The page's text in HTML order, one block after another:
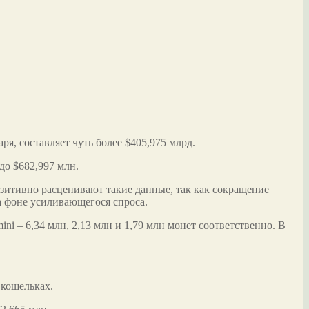
составляет чуть более $405,975 млрд.
$682,997 млн.
расценивают такие данные, так как сокращение
фоне усиливающегося спроса.
– 6,34 млн, 2,13 млн и 1,79 млн монет соответственно. В